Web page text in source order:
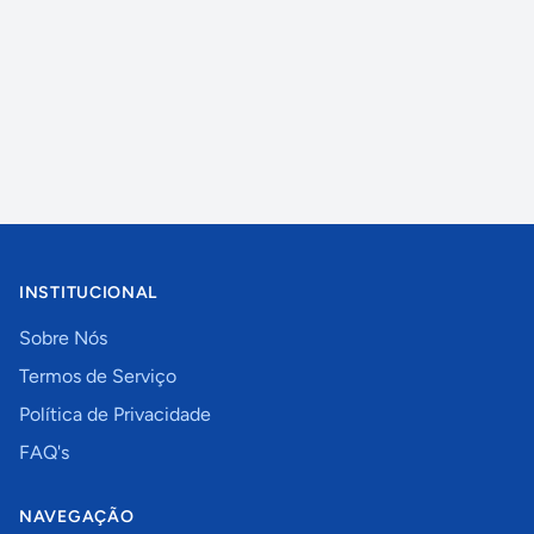
INSTITUCIONAL
Sobre Nós
Termos de Serviço
Política de Privacidade
FAQ's
NAVEGAÇÃO